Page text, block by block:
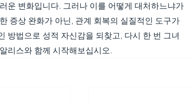
운 변화입니다. 그러나 이를 어떻게 대처하느냐가
증상 완화가 아닌, 관계 회복의 실질적인 도구가
방법으로 성적 자신감을 되찾고, 다시 한 번 그녀
리스와 함께 시작해보십시오.